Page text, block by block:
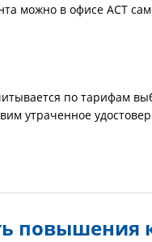
можно в офисе АСТ
по тарифам
утраченное
повышения